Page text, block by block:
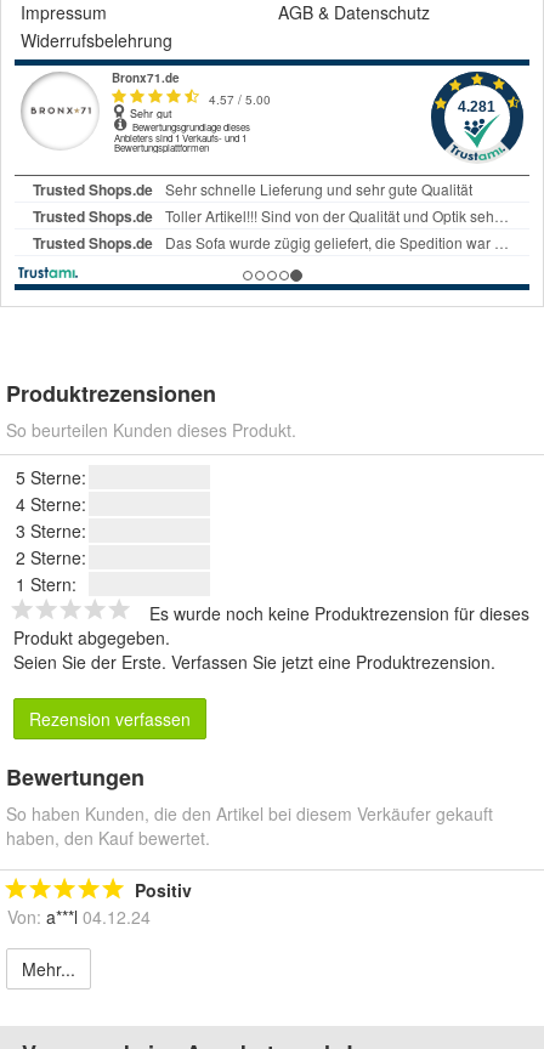
Impressum
AGB & Datenschutz
Widerrufsbelehrung
Produktrezensionen
So beurteilen Kunden dieses Produkt.
5 Sterne:
4 Sterne:
3 Sterne:
2 Sterne:
1 Stern:
Es wurde noch keine Produktrezension für dieses
Produkt abgegeben.
Seien Sie der Erste. Verfassen Sie jetzt eine Produktrezension.
Rezension verfassen
Bewertungen
So haben Kunden, die den Artikel bei diesem Verkäufer gekauft
haben, den Kauf bewertet.
Positiv
Von: a***l 04.12.24
Mehr...